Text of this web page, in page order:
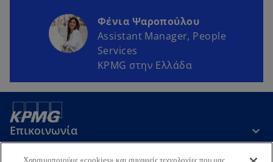
Φένια Ψαροπούλου
Assistant Manager, People
Services
KPMG στην Ελλάδα
Επικοινωνία
Χρησιμοποιούμε «cookies» και συναφείς τεχνολογίες που μας